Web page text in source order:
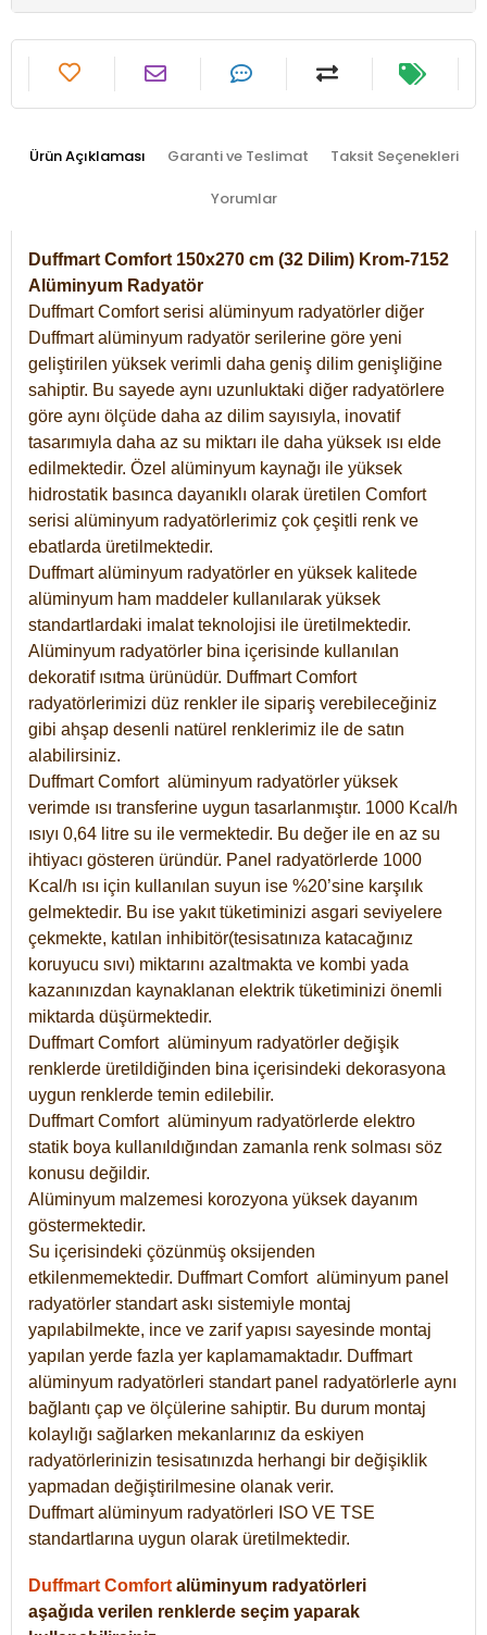
Ürün Açıklaması Garanti ve Teslimat Taksit Seçenekleri
Yorumlar
Duffmart Comfort 150x270 cm (32 Dilim) Krom-7152
Alüminyum Radyatör
Duffmart Comfort serisi alüminyum radyatörler diğer
Duffmart alüminyum radyatör serilerine göre yeni
geliştirilen yüksek verimli daha geniş dilim genişliğine
sahiptir. Bu sayede aynı uzunluktaki diğer radyatörlere
göre aynı ölçüde daha az dilim sayısıyla, inovatif
tasarımıyla daha az su miktarı ile daha yüksek ısı elde
edilmektedir. Özel alüminyum kaynağı ile yüksek
hidrostatik basınca dayanıklı olarak üretilen Comfort
serisi alüminyum radyatörlerimiz çok çeşitli renk ve
ebatlarda üretilmektedir.
Duffmart alüminyum radyatörler en yüksek kalitede
alüminyum ham maddeler kullanılarak yüksek
standartlardaki imalat teknolojisi ile üretilmektedir.
Alüminyum radyatörler bina içerisinde kullanılan
dekoratif ısıtma ürünüdür. Duffmart Comfort
radyatörlerimizi düz renkler ile sipariş verebileceğiniz
gibi ahşap desenli natürel renklerimiz ile de satın
alabilirsiniz.
Duffmart Comfort alüminyum radyatörler yüksek
verimde ısı transferine uygun tasarlanmıştır. 1000 Kcal/h
ısıyı 0,64 litre su ile vermektedir. Bu değer ile en az su
ihtiyacı gösteren üründür. Panel radyatörlerde 1000
Kcal/h ısı için kullanılan suyun ise %20’sine karşılık
gelmektedir. Bu ise yakıt tüketiminizi asgari seviyelere
çekmekte, katılan inhibitör(tesisatınıza katacağınız
koruyucu sıvı) miktarını azaltmakta ve kombi yada
kazanınızdan kaynaklanan elektrik tüketiminizi önemli
miktarda düşürmektedir.
Duffmart Comfort alüminyum radyatörler değişik
renklerde üretildiğinden bina içerisindeki dekorasyona
uygun renklerde temin edilebilir.
DuffmartComfort alüminyum radyatörlerde elektro
statik boya kullanıldığından zamanla renk solması söz
konusu değildir.
Alüminyum malzemesi korozyona yüksek dayanım
göstermektedir.
Su içerisindeki çözünmüş oksijenden
etkilenmemektedir. DuffmartComfort alüminyum panel
radyatörler standart askı sistemiyle montaj
yapılabilmekte, ince ve zarif yapısı sayesinde montaj
yapılan yerde fazla yer kaplamamaktadır. Duffmart
alüminyum radyatörleri standart panel radyatörlerle aynı
bağlantı çap ve ölçülerine sahiptir. Bu durum montaj
kolaylığı sağlarken mekanlarınız da eskiyen
radyatörlerinizin tesisatınızda herhangi bir değişiklik
yapmadan değiştirilmesine olanak verir.
Duffmart alüminyum radyatörleri ISO VE TSE
standartlarına uygun olarak üretilmektedir.
Duffmart Comfort alüminyum radyatörleri
aşağıda verilen renklerde seçim yaparak